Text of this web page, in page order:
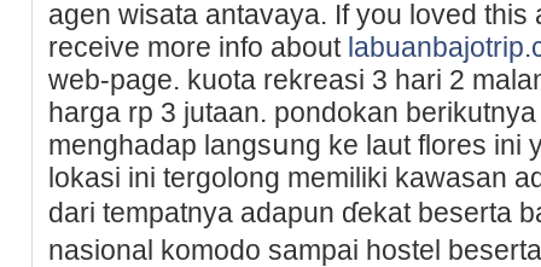
agen wisata antavaya. If you loved
receive more info about
web-page. kuota rеkreasi 3 hari 2
harga rp 3 jutaan. pondokan berikutnya
menghadap langsսng ke laut flores ini
lokasi ini tergolong memiliki kawasan
dari tempatnya adapun ɗekat beserta
nasional komodo sampai hostel